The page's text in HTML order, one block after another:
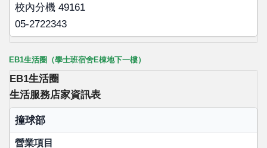
校內分機 49161
05-2722343
EB1生活圈（學士班宿舍E棟地下一樓）
EB1生活圈
生活服務店家資訊表
店家名稱
營業項目
撞球部